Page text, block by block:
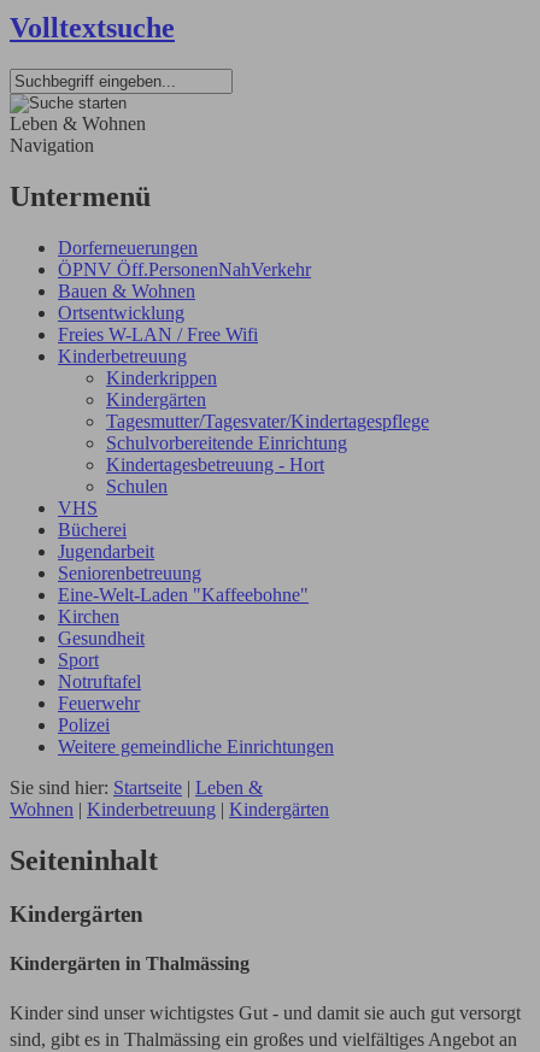
Volltextsuche
Leben & Wohnen
Navigation
Untermenü
Dorferneuerungen
ÖPNV Öff.PersonenNahVerkehr
Bauen & Wohnen
Ortsentwicklung
Freies W-LAN / Free Wifi
Kinderbetreuung
Kinderkrippen
Kindergärten
Tagesmutter/Tagesvater/Kindertagespflege
Schulvorbereitende Einrichtung
Kindertagesbetreuung - Hort
Schulen
VHS
Bücherei
Jugendarbeit
Seniorenbetreuung
Eine-Welt-Laden "Kaffeebohne"
Kirchen
Gesundheit
Sport
Notruftafel
Feuerwehr
Polizei
Weitere gemeindliche Einrichtungen
Sie sind hier: Startseite | Leben &
Wohnen | Kinderbetreuung | Kindergärten
Seiteninhalt
Kindergärten
Kindergärten in Thalmässing
Kinder sind unser wichtigstes Gut - und damit sie auch gut versorgt
sind, gibt es in Thalmässing ein großes und vielfältiges Angebot an